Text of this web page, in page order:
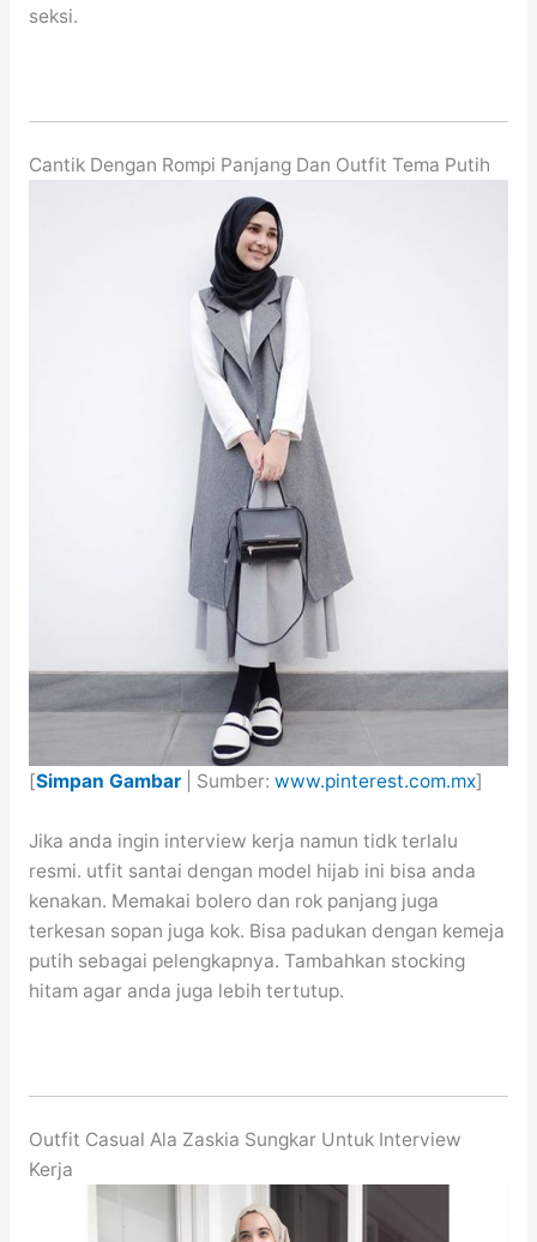
seksi.
Cantik Dengan Rompi Panjang Dan Outfit Tema Putih
[Simpan Gambar| Sumber: www.pinterest.com.mx]
Jika anda ingin interview kerja namun tidk terlalu
resmi. utfit santai dengan model hijab ini bisa anda
kenakan. Memakai bolero dan rok panjang juga
terkesan sopan juga kok. Bisa padukan dengan kemeja
putih sebagai pelengkapnya. Tambahkan stocking
hitam agar anda juga lebih tertutup.
Outfit Casual Ala Zaskia Sungkar Untuk Interview
Kerja